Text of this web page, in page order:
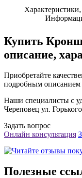
Купить
описание,
Приобретайте
подробным описанием
Наши специалисты с
Череповец ул.
Задать вопрос
Онлайн консультация
Полезные